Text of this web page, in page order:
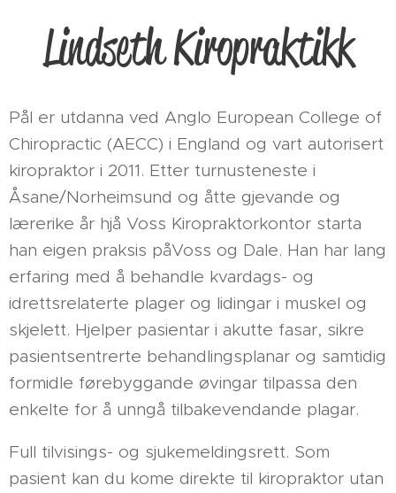
Lindseth Kiropraktikk
Pål er utdanna ved Anglo European College of
Chiropractic (AECC) i England og vart autorisert
kiropraktor i 2011. Etter turnusteneste i
Åsane/Norheimsund og åtte gjevande og
lærerike år hjå Voss Kiropraktorkontor starta
han eigen praksis påVoss og Dale. Han har lang
erfaring med å behandle kvardags- og
idrettsrelaterte plager og lidingar i muskel og
skjelett. Hjelper pasientar i akutte fasar, sikre
pasientsentrerte behandlingsplanar og samtidig
formidle førebyggande øvingar tilpassa den
enkelte for å unngå tilbakevendande plagar.
Full tilvisings- og sjukemeldingsrett. Som
pasient kan du kome direkte til kiropraktor utan